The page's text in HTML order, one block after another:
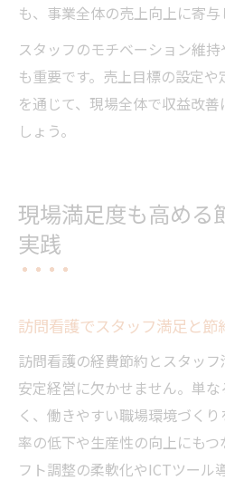
も、事業全体の売上向上に寄与
スタッフのモチベーション維
も重要です。売上目標の設定
を通じて、現場全体で収益改
しょう。
現場満足度も高める
実践
訪問看護でスタッフ満足と節
訪問看護の経費節約とスタッ
安定経営に欠かせません。単
く、働きやすい職場環境づく
率の低下や生産性の向上にも
フト調整の柔軟化やICTツール